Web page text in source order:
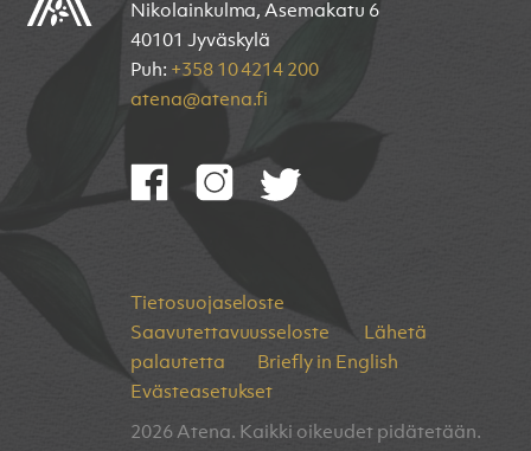
Nikolainkulma, Asemakatu 6
40101 Jyväskylä
Puh: +358 10 4214 200
atena@atena.fi
Tietosuojaseloste
Saavutettavuusseloste
Lähetä
palautetta
Briefly in English
Evästeasetukset
2026 Atena. Kaikki oikeudet pidätetään.